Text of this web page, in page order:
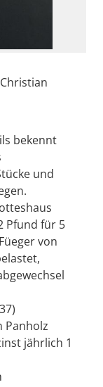
bekennt
und
Pfund für 5
von
Panholz
jährlich 1